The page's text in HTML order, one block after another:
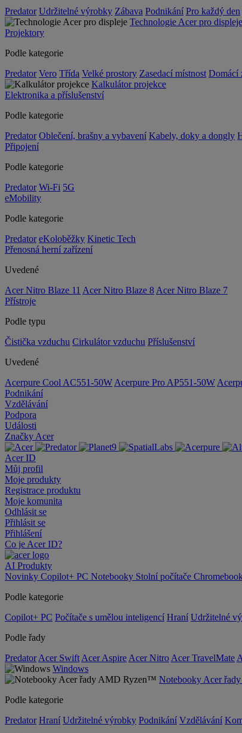
Predator Udržitelné výrobky Zábava Podnikání Pro každý den
Technologie Acer pro displeje
Projektory
Podle kategorie
Predator Vero Třída Velké prostory Zasedací místnost Domácí
Kalkulátor projekce
Elektronika a příslušenství
Podle kategorie
Predator Oblečení, brašny a vybavení Kabely, doky a dongly
Připojení
Podle kategorie
Predator Wi-Fi 5G
eMobility
Podle kategorie
Predator eKoloběžky Kinetic Tech
Přenosná herní zařízení
Uvedené
Acer Nitro Blaze 11 Acer Nitro Blaze 8 Acer Nitro Blaze 7
Přístroje
Podle typu
Čistička vzduchu Cirkulátor vzduchu Příslušenství
Uvedené
Acerpure Cool AC551-50W Acerpure Pro AP551-50W
Podnikání
Vzdělávání
Podpora
Události
Značky Acer
Acer ID
Můj profil
Moje produkty
Registrace produktu
Moje komunita
Odhlásit se
Přihlásit se
Přihlášení
Co je Acer ID?
AI Produkty
Novinky Copilot+ PC Notebooky Stolní počítače
Podle kategorie
Copilot+ PC Počítače s umělou inteligencí Hraní Udržitelné
Podle řady
Predator Acer Swift Acer Aspire Acer Nitro Acer TravelMate
Windows
Notebooky Acer
Podle kategorie
Predator Hraní Udržitelné výrobky Podnikání Vzdělávání